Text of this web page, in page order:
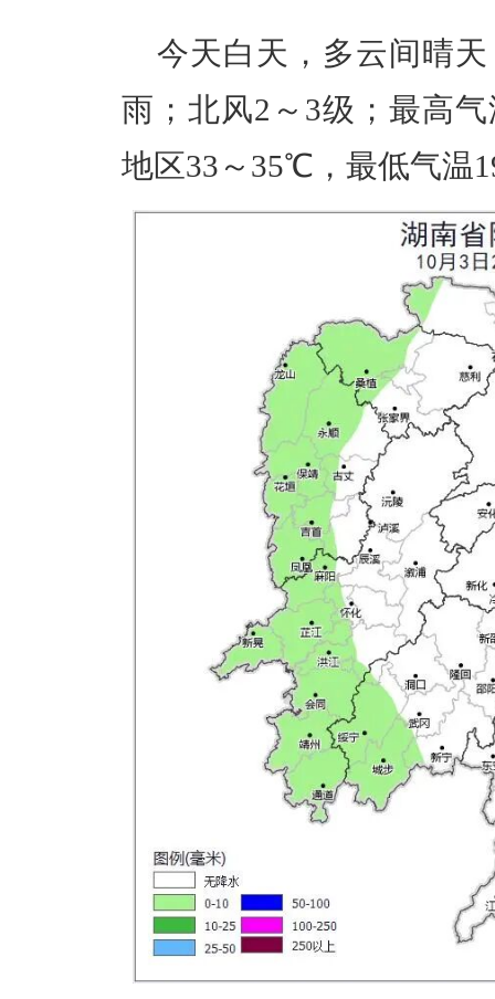
今天白天，多云间晴
雨；北风2～3级；最高
地区33～35℃，最低气温